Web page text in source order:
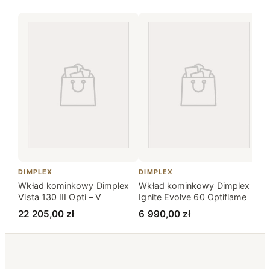
DIMPLEX
Wkład kominkowy Dimplex
Vista 130 III Opti – V
22 205,00zł
DIMPLEX
Wkład kominkowy Dimplex
Ignite Evolve 60 Optiflame
6 990,00zł